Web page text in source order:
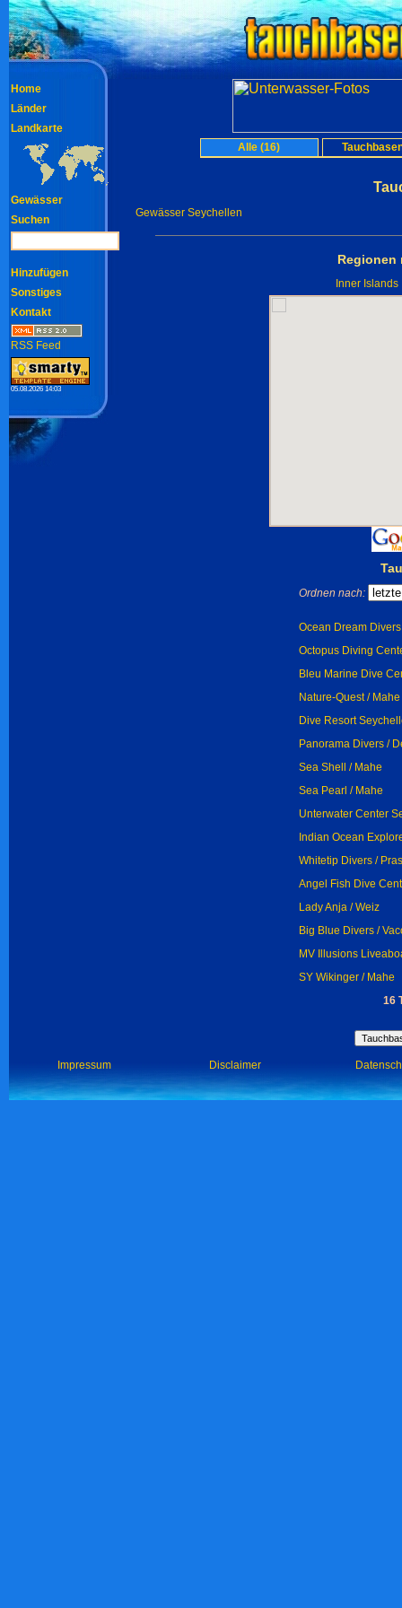
Alle (16)
Gewässer Seychellen
Regionen
Inner Islands
Ordnen nach:
Ocean Dream
Octopus Diving
Bleu Marine Dive
Nature-Quest / Mahe
Dive Resort
Panorama Divers /
Sea Shell / Mahe
Sea Pearl / Mahe
Unterwater Center
Indian Ocean
Whitetip Divers /
Angel Fish Dive
Lady Anja / Weiz
Big Blue Divers /
MV Illusions
SY Wikinger / Mahe
16
Home
Länder
Landkarte
Gewässer
Suchen
Hinzufügen
Sonstiges
Kontakt
RSS Feed
05.08.2026 14:03
Impressum Disclaimer